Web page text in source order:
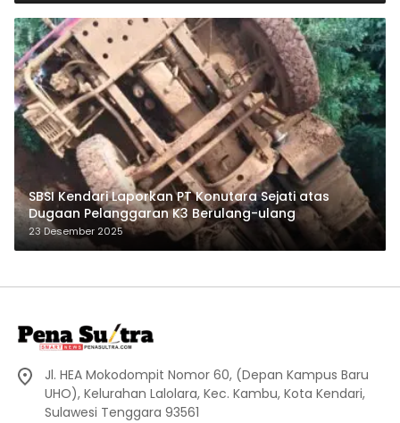
SBSI Kendari Laporkan PT Konutara Sejati atas
Dugaan Pelanggaran K3 Berulang-ulang
23 Desember 2025
Jl. HEA Mokodompit Nomor 60, (Depan Kampus Baru
UHO), Kelurahan Lalolara, Kec. Kambu, Kota Kendari,
Sulawesi Tenggara 93561